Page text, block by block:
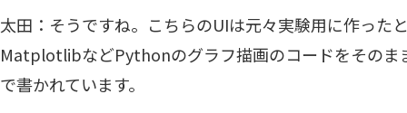
太田：そうですね。こちらのUIは元々実験用に作った
MatplotlibなどPythonのグラフ描画のコードをそのま
で書かれています。